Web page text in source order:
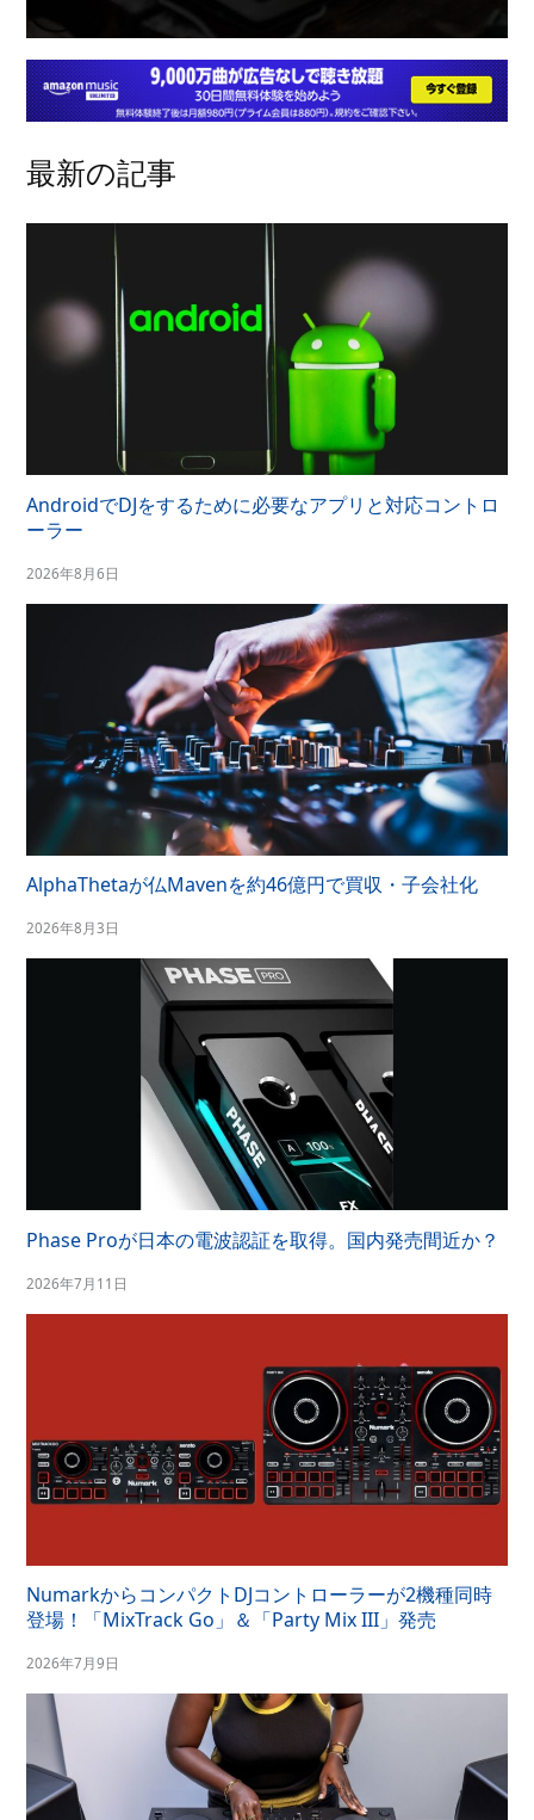
最新の記事
AndroidでDJをするために必要なアプリと対応コントロ
ーラー
2026年8月6日
AlphaThetaが仏Mavenを約46億円で買収・子会社化
2026年8月3日
Phase Proが日本の電波認証を取得。国内発売間近か？
2026年7月11日
NumarkからコンパクトDJコントローラーが2機種同時
登場！「MixTrack Go」＆「Party Mix III」発売
2026年7月9日